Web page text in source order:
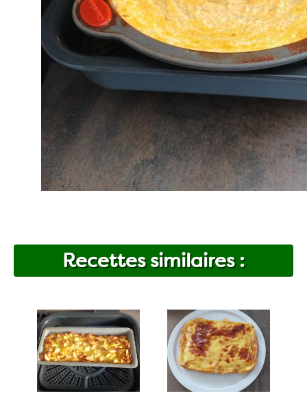
Recettes similaires :